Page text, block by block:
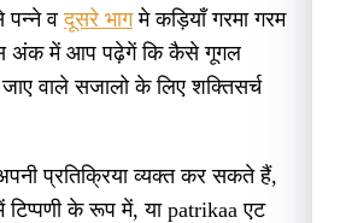
पन्ने वदूसरे भागमे कड़ियाँ गरमा गरम
अंक में आप पढ़ेगें कि कैसे गूगल
वाले सजालो के लिए शक्तिसर्च
प्रतिक्रिया व्यक्‍त कर सकते हैं,
के रूप में, या patrikaa एट